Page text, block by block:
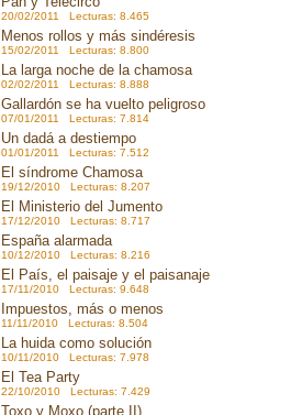
20/02/2011 Lecturas: 8.465
Menos rollos y más sindéresis
15/02/2011 Lecturas: 8.800
La larga noche de la chamosa
02/02/2011 Lecturas: 8.888
Gallardón se ha vuelto peligroso
07/01/2011 Lecturas: 7.814
Un dadá a destiempo
01/01/2011 Lecturas: 7.512
El síndrome Chamosa
19/12/2010 Lecturas: 8.207
El Ministerio del Jumento
17/12/2010 Lecturas: 8.717
España alarmada
10/12/2010 Lecturas: 8.216
El País, el paisaje y el paisanaje
17/11/2010 Lecturas: 9.648
Impuestos, más o menos
11/11/2010 Lecturas: 8.504
La huida como solución
10/11/2010 Lecturas: 7.978
El Tea Party
22/10/2010 Lecturas: 7.429
Toxo y Moxo (parte II)